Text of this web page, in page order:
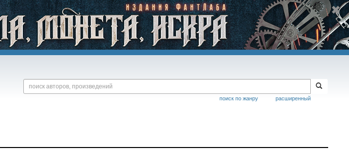
расширенный
поиск по жанру